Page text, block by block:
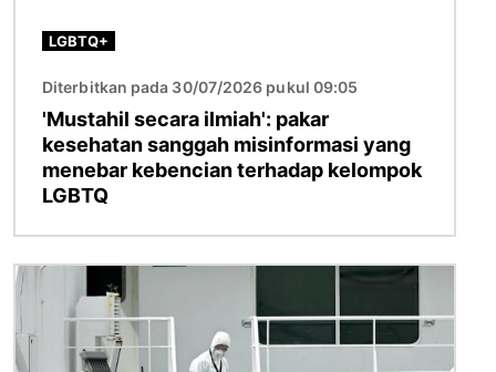
LGBTQ+
Diterbitkan pada 30/07/2026 pukul 09:05
'Mustahil secara ilmiah': pakar
kesehatan sanggah misinformasi yang
menebar kebencian terhadap kelompok
LGBTQ
Gambar